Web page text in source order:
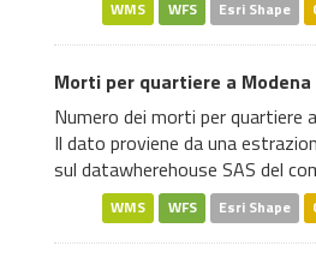
WMS WFS Esri Shape
Morti per quartiere a Modena
Numero dei morti per quartiere
Il dato proviene da una
sul datawherehouse SAS del
WMS WFS Esri Shape